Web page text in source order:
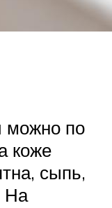
можно по
коже
сыпь,
На